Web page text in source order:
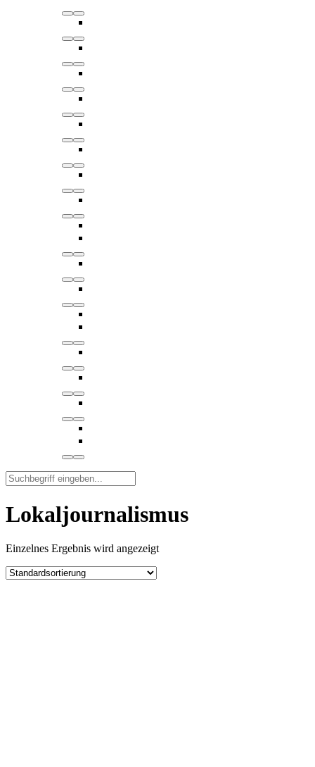
Lokaljournalismus
Einzelnes Ergebnis wird angezeigt